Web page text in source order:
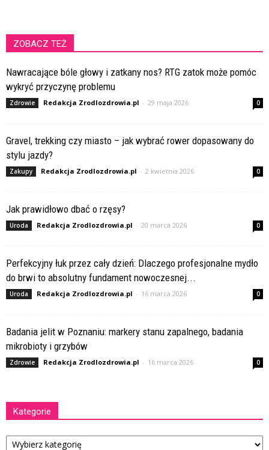
ZOBACZ TEŻ
Nawracające bóle głowy i zatkany nos? RTG zatok może pomóc
wykryć przyczynę problemu
Zdrowie Redakcja Zrodlozdrowia.pl - 29 maja 2026 0
Gravel, trekking czy miasto – jak wybrać rower dopasowany do
stylu jazdy?
Zakupy Redakcja Zrodlozdrowia.pl - 2 kwietnia 2026 0
Jak prawidłowo dbać o rzęsy?
Uroda Redakcja Zrodlozdrowia.pl - 20 marca 2026 0
Perfekcyjny łuk przez cały dzień: Dlaczego profesjonalne mydło
do brwi to absolutny fundament nowoczesnej...
Uroda Redakcja Zrodlozdrowia.pl - 16 marca 2026 0
Badania jelit w Poznaniu: markery stanu zapalnego, badania
mikrobioty i grzybów
Zdrowie Redakcja Zrodlozdrowia.pl - 16 marca 2026 0
Kategorie
Kategorie